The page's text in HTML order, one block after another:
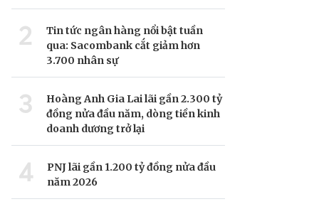
2
Tin tức ngân hàng nổi bật tuần
qua: Sacombank cắt giảm hơn
3.700 nhân sự
3
Hoàng Anh Gia Lai lãi gần 2.300 tỷ
đồng nửa đầu năm, dòng tiền kinh
doanh dương trở lại
4
PNJ lãi gần 1.200 tỷ đồng nửa đầu
năm 2026